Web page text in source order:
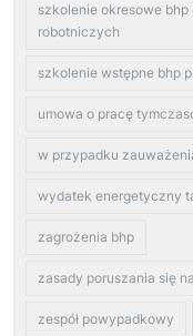
szkolenie okresowe
robotniczych
szkolenie wstępne bhp
umowa o pracę
w przypadku
wydatek energetyczny
zagrożenia bhp
zasady poruszania się
zespół powypadkowy